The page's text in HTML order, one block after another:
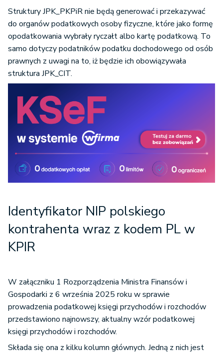
Struktury JPK_PKPiR nie będą generować i przekazywać
do organów podatkowych osoby fizyczne, które jako formę
opodatkowania wybrały ryczałt albo kartę podatkową. To
samo dotyczy podatników podatku dochodowego od osób
prawnych z uwagi na to, iż będzie ich obowiązywała
struktura JPK_CIT.
Identyfikator NIP polskiego
kontrahenta wraz z kodem PL w
KPIR
W załączniku 1 Rozporządzenia Ministra Finansów i
Gospodarki z 6 września 2025 roku w sprawie
prowadzenia podatkowej księgi przychodów i rozchodów
przedstawiono najnowszy, aktualny wzór podatkowej
księgi przychodów i rozchodów.
Składa się ona z kilku kolumn głównych. Jedną z nich jest